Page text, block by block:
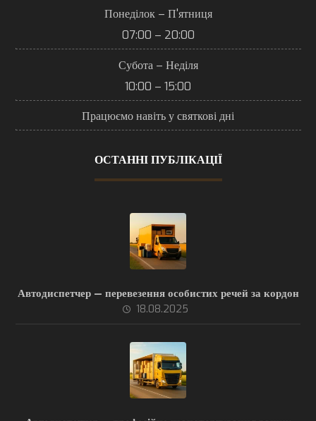
Понеділок – П'ятниця
07:00 – 20:00
Субота – Неділя
10:00 – 15:00
Працюємо навіть у святкові дні
ОСТАННІ ПУБЛІКАЦІЇ
Автодиспетчер — перевезення особистих речей за кордон
18.08.2025